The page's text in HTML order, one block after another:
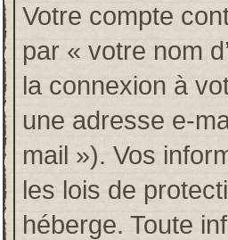
Votre compte
par « votre nom
la connexion à
une adresse e-
mail »). Vos
les lois de
héberge. Toute